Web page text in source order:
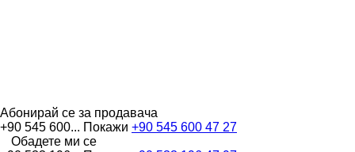
Абонирай се за продавача
+90 545 600... Покажи +90 545 600 47 27
Обадете ми се